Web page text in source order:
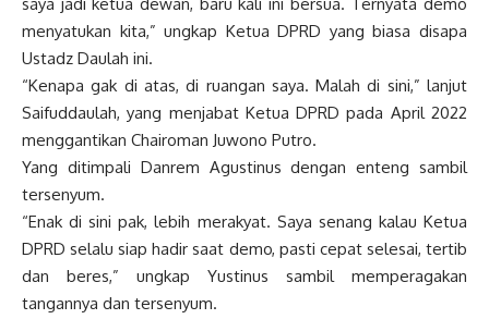
saya jadi ketua dewan, baru kali ini bersua. Ternyata demo
menyatukan kita,” ungkap Ketua DPRD yang biasa disapa
Ustadz Daulah ini.
“Kenapa gak di atas, di ruangan saya. Malah di sini,” lanjut
Saifuddaulah, yang menjabat Ketua DPRD pada April 2022
menggantikan Chairoman Juwono Putro.
Yang ditimpali Danrem Agustinus dengan enteng sambil
tersenyum.
“Enak di sini pak, lebih merakyat. Saya senang kalau Ketua
DPRD selalu siap hadir saat demo, pasti cepat selesai, tertib
dan beres,” ungkap Yustinus sambil memperagakan
tangannya dan tersenyum.